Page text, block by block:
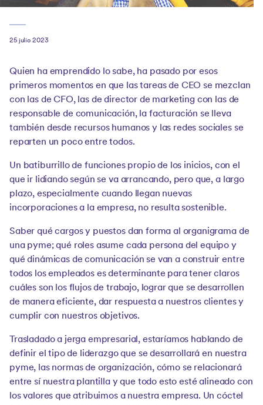
25 julio 2023
Quien ha emprendido lo sabe, ha pasado por esos
primeros momentos en que las tareas de CEO se mezclan
con las de CFO, las de director de marketing con las de
responsable de comunicación, la facturación se lleva
también desde recursos humanos y las redes sociales se
reparten un poco entre todos.
Un batiburrillo de funciones propio de los inicios, con el
que ir lidiando según se va arrancando, pero que, a largo
plazo, especialmente cuando llegan nuevas
incorporaciones a la empresa, no resulta sostenible.
Saber qué cargos y puestos dan forma al organigrama de
una pyme; qué roles asume cada persona del equipo y
qué dinámicas de comunicación se van a construir entre
todos los empleados es determinante para tener claros
cuáles son los flujos de trabajo, lograr que se desarrollen
de manera eficiente, dar respuesta a nuestros clientes y
cumplir con nuestros objetivos.
Trasladado a jerga empresarial, estaríamos hablando de
definir el tipo de liderazgo que se desarrollará en nuestra
pyme, las normas de organización, cómo se relacionará
entre sí nuestra plantilla y que todo esto esté alineado con
los valores que atribuimos a nuestra empresa. Un cóctel